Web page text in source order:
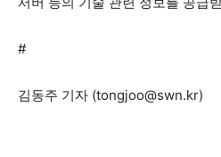
#
김동주 기자 (tongjoo@swn.kr)